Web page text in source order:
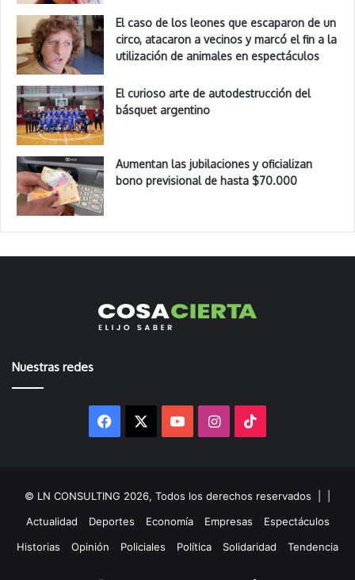
El caso de los leones que escaparon de un
circo, atacaron a vecinos y marcó el fin a la
utilización de animales en espectáculos
El curioso arte de autodestrucción del
básquet argentino
Aumentan las jubilaciones y oficializan
bono previsional de hasta $70.000
Nuestras redes
Facebook YouTubeInstagram
© LN CONSULTING 2026, Todos los derechos reservados |
Actualidad
Deportes Economía Empresas
Espectáculos
Historias
Opinión Policiales Política Solidaridad Tendencia